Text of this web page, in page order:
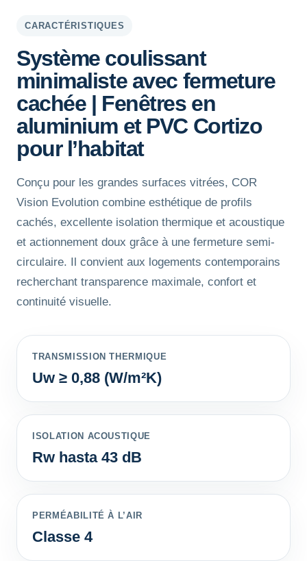
CARACTÉRISTIQUES
Système coulissant
minimaliste avec fermeture
cachée | Fenêtres en
aluminium et PVC Cortizo
pour l’habitat
Conçu pour les grandes surfaces vitrées, COR
Vision Evolution combine esthétique de profils
cachés, excellente isolation thermique et acoustique
et actionnement doux grâce à une fermeture semi-
circulaire. Il convient aux logements contemporains
recherchant transparence maximale, confort et
continuité visuelle.
TRANSMISSION THERMIQUE
Uw ≥ 0,88 (W/m²K)
ISOLATION ACOUSTIQUE
Rw hasta 43 dB
PERMÉABILITÉ À L’AIR
Classe 4